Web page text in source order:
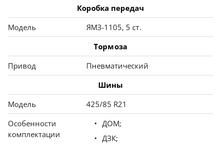
Коробка передач
Модель
ЯМЗ-1105, 5 ст.
Тормоза
Привод
Пневматический
Шины
Модель
425/85 R21
Особенности
комплектации
ДОМ;
ДЗК;